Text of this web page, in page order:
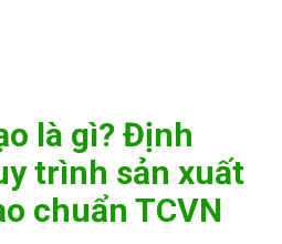
là gì? Định
trình sản xuất
chuẩn TCVN